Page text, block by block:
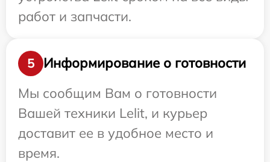
работ и запчасти.
5
Информирование о готовности
Мы сообщим Вам о готовности
Вашей техники Lelit, и курьер
доставит ее в удобное место и
время.